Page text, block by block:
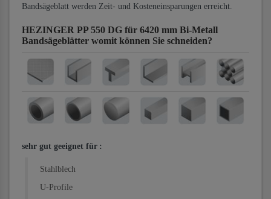
Bandsägeblatt werden Zeit- und Kosteneinsparungen erreicht.
HEZINGER PP 550 DG für 6420 mm Bi-Metall
Bandsägeblätter womit können Sie schneiden?
sehr gut geeignet für :
Stahlblech
U-Profile